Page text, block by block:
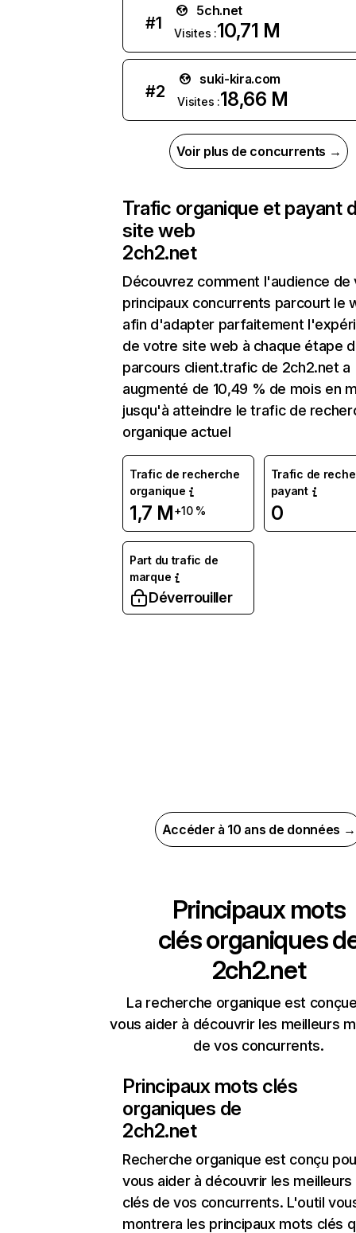
#1
5ch.net
Visites :10,71 M
#2
suki-kira.com
Visites :18,66 M
Voir plus de concurrents →
Trafic organique et payant
site web
2ch2.net
Découvrez comment l'audience de
principaux concurrents parcourt le
afin d'adapter parfaitement
de votre site web à chaque étape
parcours client.trafic de 2ch2.net a
augmenté de 10,49 % de mois en
jusqu'à atteindre le trafic de
organique actuel
Trafic de recherche
organique
1,7 M+10 %
Trafic de
payant
0
Part du trafic de
marque
Déverrouiller
Accéder à 10 ans de données →
Principaux mots
clés organiques
2ch2.net
La recherche organique est
vous aider à découvrir les meilleurs
de vos concurrents.
Principaux mots clés
organiques de
2ch2.net
Recherche organique est conçu
vous aider à découvrir les
clés de vos concurrents. L'outil
montrera les principaux mots clés